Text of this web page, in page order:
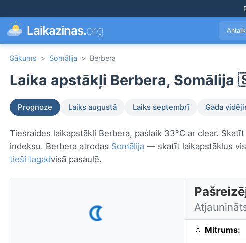
Laikazinas.org
Sākums > Somālija > Berbera
Laika apstākļi Berbera,
Prognoze Laiks augustā Laiks septembrī Gada
Tiešraides laikapstākļi Berbera, pašlaik 33°C ar clear.
indeksu. Berbera atrodas Somālija — skatīt laikapstākļus
tieši tagadvisā pasaulē.
💧 Mitrums: